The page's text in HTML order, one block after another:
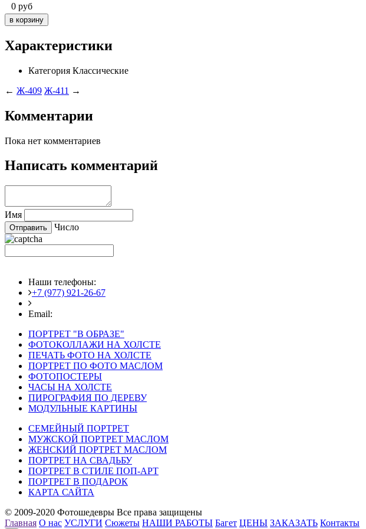
0 руб
Характеристики
Категория Классические
← Ж-409 Ж-411 →
Комментарии
Пока нет комментариев
Написать комментарий
Имя
Число
Наши телефоны:
+7 (977) 921-26-67
Email:
ПОРТРЕТ "В ОБРАЗЕ"
ФОТОКОЛЛАЖИ НА ХОЛСТЕ
ПЕЧАТЬ ФОТО НА ХОЛСТЕ
ПОРТРЕТ ПО ФОТО МАСЛОМ
ФОТОПОСТЕРЫ
ЧАСЫ НА ХОЛСТЕ
ПИРОГРАФИЯ ПО ДЕРЕВУ
МОДУЛЬНЫЕ КАРТИНЫ
СЕМЕЙНЫЙ ПОРТРЕТ
МУЖСКОЙ ПОРТРЕТ МАСЛОМ
ЖЕНСКИЙ ПОРТРЕТ МАСЛОМ
ПОРТРЕТ НА СВАДЬБУ
ПОРТРЕТ В СТИЛЕ ПОП-АРТ
ПОРТРЕТ В ПОДАРОК
КАРТА САЙТА
© 2009-2020 Фотошедевры Все права защищены
Главная О нас УСЛУГИ Сюжеты НАШИ РАБОТЫ Багет ЦЕНЫ ЗАКАЗАТЬ Контакты